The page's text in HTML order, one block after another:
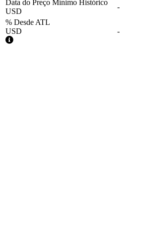
Data do Preço Mínimo Histórico
USD
-
% Desde ATL
USD
-